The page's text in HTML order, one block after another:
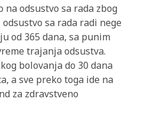
na odsustvo sa rada zbog
sa rada radi nege
od 365 dana, sa punim
trajanja odsustva.
bolovanja do 30 dana
a sve preko toga ide na
za zdravstveno